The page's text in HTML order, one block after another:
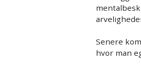
Senere
hvor man